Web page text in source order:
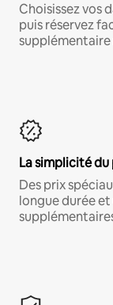
Choisissez vos
puis réservez
La simplicité du
Des prix
longue durée